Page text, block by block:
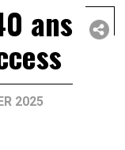
ans
2025